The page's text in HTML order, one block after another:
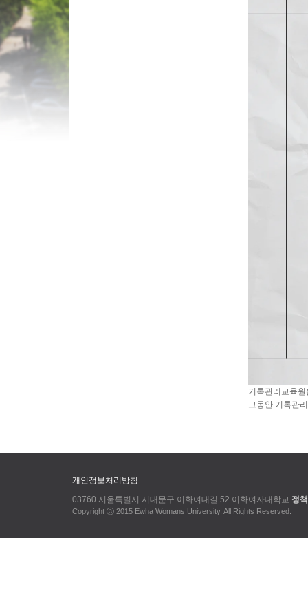
기록관리교육
그동안 기록관
개인정보처리방침
03760 서울특별시 서대문구 이화여대길 52 이화여자대학교 정
Copyright ⓒ 2015 Ewha Womans University. All Rights Reserved.